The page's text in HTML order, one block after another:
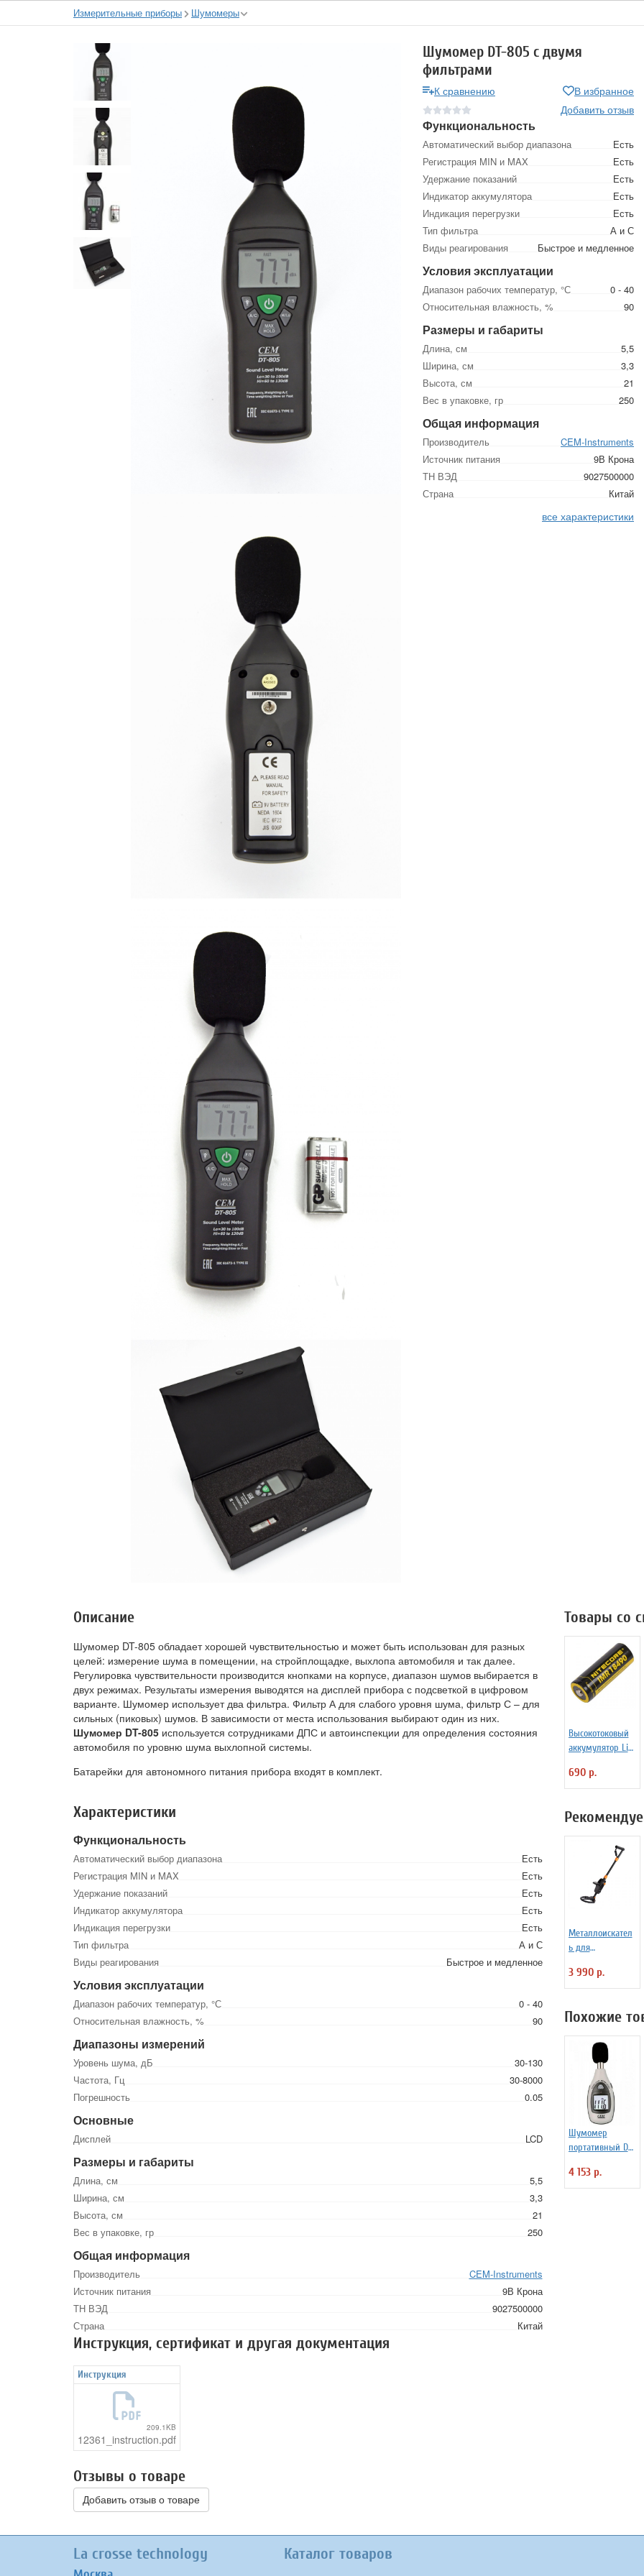
Измерительные приборы Шумомеры
Шумомер DT-805 с двумя
фильтрами
К сравнению
В избранное
Добавить отзыв
Функциональность
Автоматический выбор диапазона
Есть
Регистрация MIN и MAX
Есть
Удержание показаний
Есть
Индикатор аккумулятора
Есть
Индикация перегрузки
Есть
Тип фильтра
А и С
Виды реагирования
Быстрое и медленное
Условия эксплуатации
Диапазон рабочих температур, °С
0 - 40
Относительная влажность, %
90
Размеры и габариты
Длина, см
5,5
Ширина, см
3,3
Высота, см
21
Вес в упаковке, гр
250
Общая информация
Производитель
CEM-Instruments
Источник питания
9В Крона
ТН ВЭД
9027500000
Страна
Китай
все характеристики
Описание
Шумомер DT-805 обладает хорошей чувствительностью и может быть использован для разных
целей: измерение шума в помещении, на стройплощадке, выхлопа автомобиля и так далее.
Регулировка чувствительности производится кнопками на корпусе, диапазон шумов выбирается в
двух режимах. Результаты измерения выводятся на дисплей прибора с подсветкой в цифровом
варианте. Шумомер использует два фильтра. Фильтр А для слабого уровня шума, фильтр С – для
сильных (пиковых) шумов. В зависимости от места использования выбирают один из них.
Шумомер DT-805 используется сотрудниками ДПС и автоинспекции для определения состояния
автомобиля по уровню шума выхлопной системы.
Батарейки для автономного питания прибора входят в комплект.
Характеристики
Функциональность
Автоматический выбор диапазона
Есть
Регистрация MIN и MAX
Есть
Удержание показаний
Есть
Индикатор аккумулятора
Есть
Индикация перегрузки
Есть
Тип фильтра
А и С
Виды реагирования
Быстрое и медленное
Условия эксплуатации
Диапазон рабочих температур, °С
0 - 40
Относительная влажность, %
90
Диапазоны измерений
Уровень шума, дБ
30-130
Частота, Гц
30-8000
Погрешность
0.05
Основные
Дисплей LCD
Размеры и габариты
Длина, см
5,5
Ширина, см
3,3
Высота, см
21
Вес в упаковке, гр
250
Общая информация
Производитель
CEM-Instruments
Источник питания
9В Крона
ТН ВЭД
9027500000
Страна
Китай
Инструкция, сертификат и другая документация
Инструкция
209.1KB
12361_instruction.pdf
Товары со
Высокотоковый
аккумулятор Li-
NL18490A
1100mAh 11А
690 р.
Металлоискател
ь для
Tianxun MD-
1008A
3 990 р.
Похожие
Шумомер
портативный DT-
4 153 р.
Отзывы о товаре
Добавить отзыв о товаре
La crosse technology Каталог товаров